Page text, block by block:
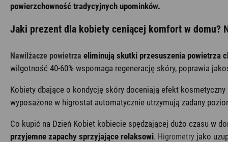
powierzchowność tradycyjnych upominków.
Jaki prezent dla kobiety ceniącej komfort w domu?
Nawilżacze powietrza eliminują skutki przesuszenia powietrza
wilgotność 40-60% wspomaga regenerację skóry, poprawia
Kobiety dbające o kondycję skóry doceniają efekt
wyposażone w higrostat automatycznie utrzymują zadany
Co kupić na Dzień Kobiet kobiecie spędzającej dużo czasu w
przyjemne zapachy sprzyjające relaksowi. Higrometry jako